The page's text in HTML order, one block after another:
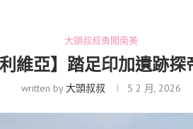
大頭叔叔勇闖南美
維亞】踏足印加遺跡
written by大頭叔叔 5 2 月, 2026